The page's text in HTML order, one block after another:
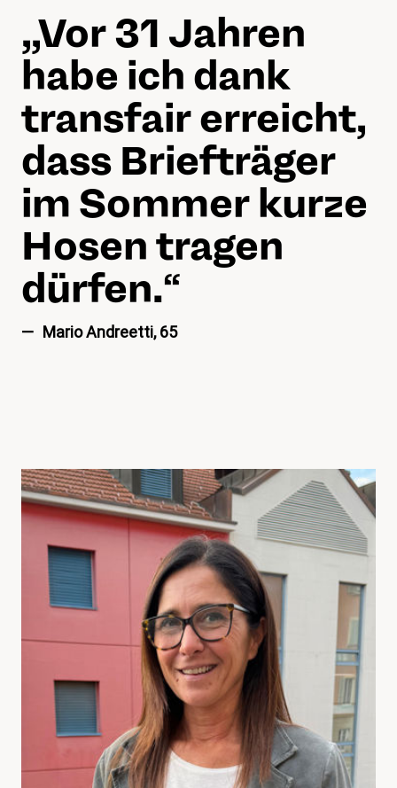
„„Vor 31 Jahren
habe ich dank
transfair erreicht,
dass Briefträger
im Sommer kurze
Hosen tragen
dürfen.“
Mario Andreetti, 65